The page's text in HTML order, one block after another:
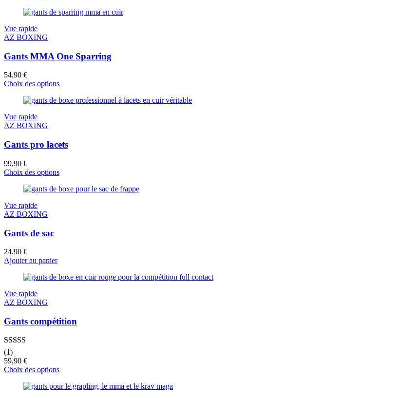
Vue rapide
AZ BOXING
Gants MMA One Sparring
54,90 €
Choix des options
Vue rapide
AZ BOXING
Gants pro lacets
99,90 €
Choix des options
Vue rapide
AZ BOXING
Gants de sac
24,90 €
Ajouter au panier
Vue rapide
AZ BOXING
Gants compétition
Note
5
(1)
59,90 €
Choix des options